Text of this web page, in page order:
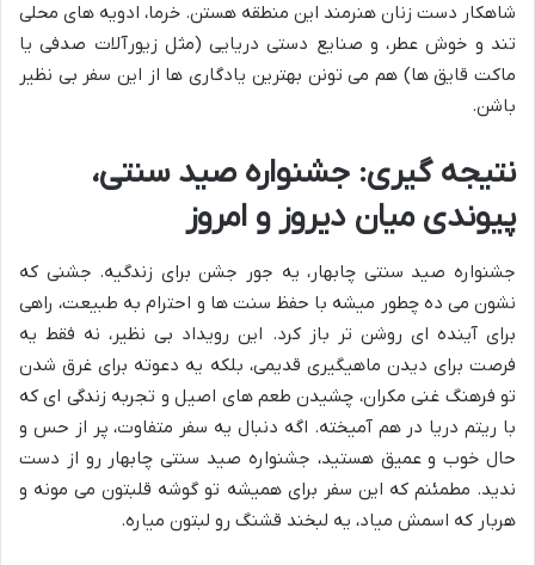
شاهکار دست زنان هنرمند این منطقه هستن. خرما، ادویه های محلی
تند و خوش عطر، و صنایع دستی دریایی (مثل زیورآلات صدفی یا
ماکت قایق ها) هم می تونن بهترین یادگاری ها از این سفر بی نظیر
باشن.
نتیجه گیری: جشنواره صید سنتی،
پیوندی میان دیروز و امروز
جشنواره صید سنتی چابهار، یه جور جشن برای زندگیه. جشنی که
نشون می ده چطور میشه با حفظ سنت ها و احترام به طبیعت، راهی
برای آینده ای روشن تر باز کرد. این رویداد بی نظیر، نه فقط یه
فرصت برای دیدن ماهیگیری قدیمی، بلکه یه دعوته برای غرق شدن
تو فرهنگ غنی مکران، چشیدن طعم های اصیل و تجربه زندگی ای که
با ریتم دریا در هم آمیخته. اگه دنبال یه سفر متفاوت، پر از حس و
حال خوب و عمیق هستید، جشنواره صید سنتی چابهار رو از دست
ندید. مطمئنم که این سفر برای همیشه تو گوشه قلبتون می مونه و
هربار که اسمش میاد، یه لبخند قشنگ رو لبتون میاره.